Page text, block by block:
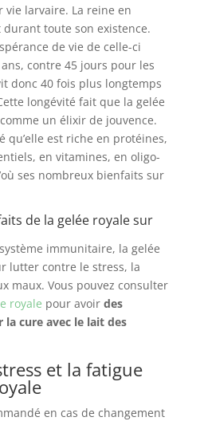
larvaire. La reine en
toute son existence.
de vie de celle-ci
contre 45 jours pour les
donc 40 fois plus longtemps
longévité fait que la gelée
un élixir de jouvence.
qu’elle est riche en protéines,
en vitamines, en oligo-
ses nombreux bienfaits sur
de la gelée royale sur
immunitaire, la gelée
lutter contre le stress, la
maux. Vous pouvez consulter
royale pour avoir des
cure avec le lait des
et la fatigue
en cas de changement